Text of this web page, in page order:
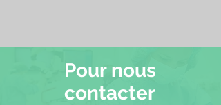
Pour nous
contacter